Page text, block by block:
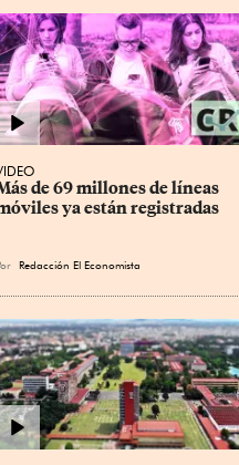
de 69 millones de líneas
ya están registradas
Redacción El Economista